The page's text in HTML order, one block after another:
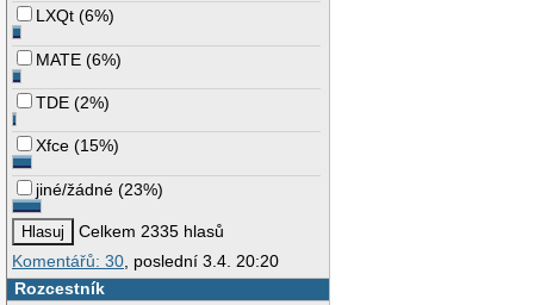
LXQt (6%)
MATE (6%)
TDE (2%)
Xfce (15%)
jiné/žádné (23%)
Celkem 2335 hlasů
Komentářů: 30, poslední 3.4. 20:20
Rozcestník